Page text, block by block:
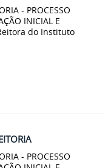
- PROCESSO
INICIAL E
do Instituto
- PROCESSO